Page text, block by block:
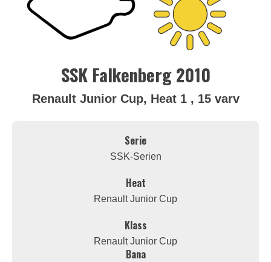
SSK Falkenberg 2010
Renault Junior Cup, Heat 1 , 15 varv
Serie
SSK-Serien
Heat
Renault Junior Cup
Klass
Renault Junior Cup
Bana